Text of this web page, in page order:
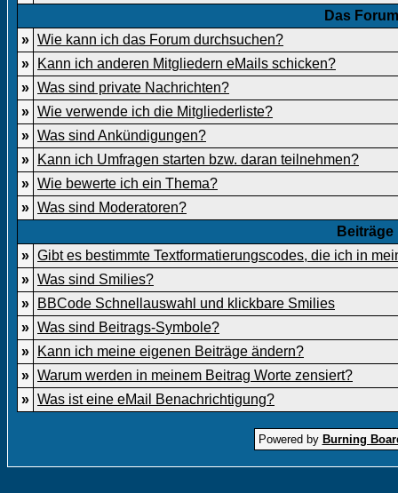
Das
» Wie kann ich das Forum durchsuchen?
»
Kann ich anderen Mitgliedern eMails schicken?
» Was sind private Nachrichten?
» Wie verwende ich die Mitgliederliste?
» Was sind Ankündigungen?
»
Kann ich Umfragen starten bzw. daran teilnehmen?
» Wie bewerte ich ein Thema?
» Was sind Moderatoren?
» Gibt es bestimmte Textformatierungscodes, die ich in
» Was sind Smilies?
»
BBCode Schnellauswahl und klickbare Smilies
» Was sind Beitrags-Symbole?
»
Kann ich meine eigenen Beiträge ändern?
» Warum werden in meinem Beitrag Worte zensiert?
» Was ist eine eMail Benachrichtigung?
Powered by Burning